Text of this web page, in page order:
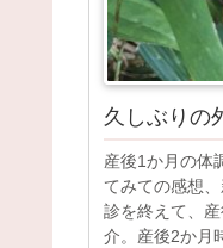
久しぶりの
産後1か月の体
てみての感想
診を終えて、
介。産後2か月